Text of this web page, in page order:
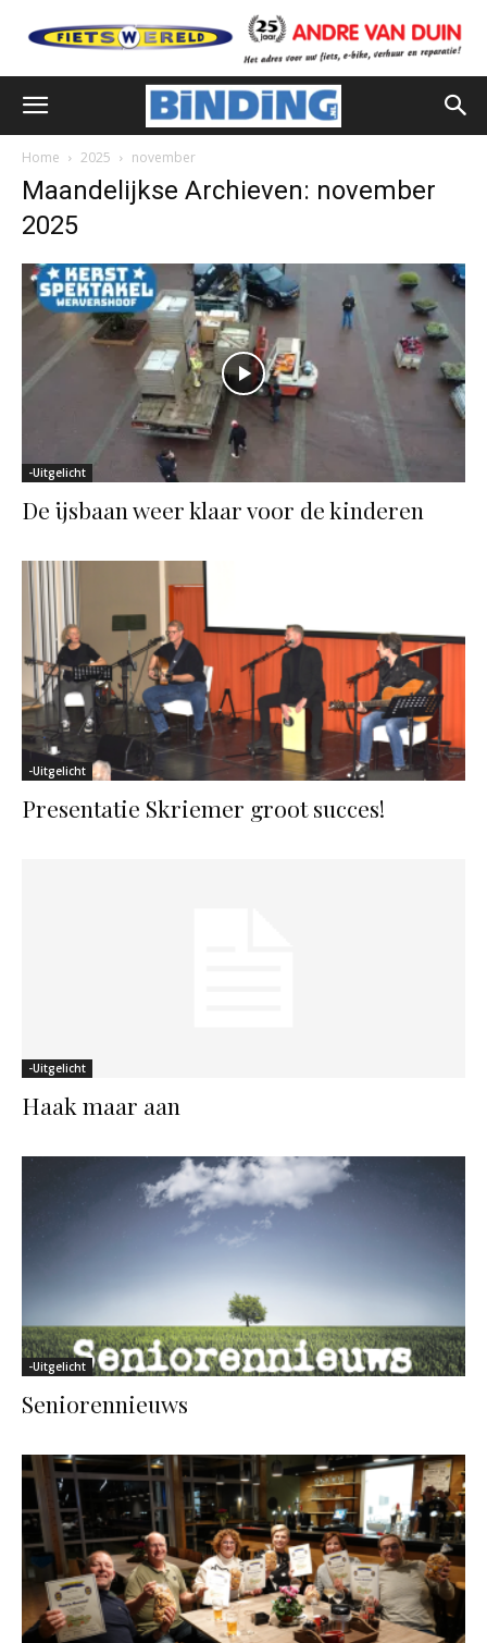
Home 2025 november
Maandelijkse Archieven: november
2025
-Uitgelicht
De ijsbaan weer klaar voor de kinderen
-Uitgelicht
Presentatie Skriemer groot succes!
-Uitgelicht
Haak maar aan
-Uitgelicht
Seniorennieuws